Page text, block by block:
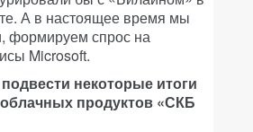
А в настоящее время мы
формируем спрос на
Microsoft.
некоторые итоги
продуктов «СКБ